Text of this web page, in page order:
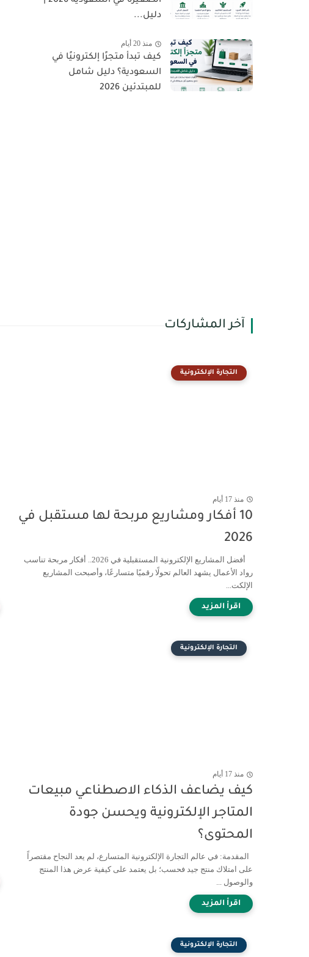
دليل...
منذ 20 أيام
كيف تبدأ متجرًا إلكترونيًا في
السعودية؟ دليل شامل
للمبتدئين 2026
آخر المشاركات
التجارة الإلكترونية
منذ 17 أيام
10 أفكار ومشاريع مربحة لها مستقبل في
2026
أفضل المشاريع الإلكترونية المستقبلية في 2026.. أفكار مربحة تناسب
رواد الأعمال يشهد العالم تحولًا رقميًا متسارعًا، وأصبحت المشاريع
الإلكت...
التجارة الإلكترونية
منذ 17 أيام
كيف يضاعف الذكاء الاصطناعي مبيعات
المتاجر الإلكترونية ويحسن جودة
المحتوى؟
المقدمة: في عالم التجارة الإلكترونية المتسارع، لم يعد النجاح مقتصراً
على امتلاك منتج جيد فحسب؛ بل يعتمد على كيفية عرض هذا المنتج
والوصول ...
التجارة الإلكترونية